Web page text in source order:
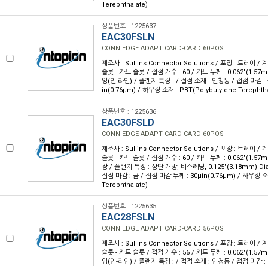
Terephthalate)
상품번호 : 1225637
EAC30FSLN
CONN EDGE ADAPT CARD-CARD 60POS
제조사 : Sullins Connector Solutions / 포장 : 트레이 / 계
슬롯 - 카드 슬롯 / 접점 개수 : 60 / 카드 두께 :
잉(인-라인) / 플랜지 특징 : / 접점 소재 : 인청동 / 접점 마감
in(0.76µm) / 하우징 소재 : PBT(Polybutylene
상품번호 : 1225636
EAC30FSLD
CONN EDGE ADAPT CARD-CARD 60POS
제조사 : Sullins Connector Solutions / 포장 : 트레이 / 계
슬롯 - 카드 슬롯 / 접점 개수 : 60 / 카드 두께 :
장 / 플랜지 특징 : 상단 개방, 비스레딩, 0.125"(3.18mm)
접점 마감 : 금 / 접점 마감 두께 : 30µin(0.76µm) / 하우징
Terephthalate)
상품번호 : 1225635
EAC28FSLN
CONN EDGE ADAPT CARD-CARD 56POS
제조사 : Sullins Connector Solutions / 포장 : 트레이 / 계
슬롯 - 카드 슬롯 / 접점 개수 : 56 / 카드 두께 :
잉(인-라인) / 플랜지 특징 : / 접점 소재 : 인청동 / 접점 마감